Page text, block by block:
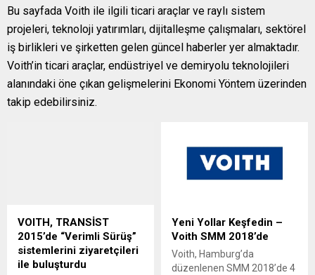
Bu sayfada Voith ile ilgili ticari araçlar ve raylı sistem
projeleri, teknoloji yatırımları, dijitalleşme çalışmaları, sektörel
iş birlikleri ve şirketten gelen güncel haberler yer almaktadır.
Voith’in ticari araçlar, endüstriyel ve demiryolu teknolojileri
alanındaki öne çıkan gelişmelerini Ekonomi Yöntem üzerinden
takip edebilirsiniz.
VOITH, TRANSİST
2015’de “Verimli Sürüş”
sistemlerini ziyaretçileri
ile buluşturdu
Yeni Yollar Keşfedin –
Voith SMM 2018’de
Voith, Hamburg’da
düzenlenen SMM 2018’de 4